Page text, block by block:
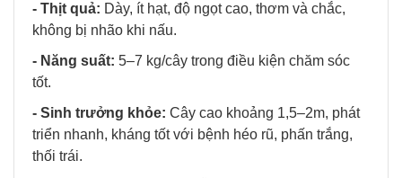
- Thịt quả: Dày, ít hạt, độ ngọt cao, thơm và chắc,
không bị nhão khi nấu.
- Năng suất: 5–7 kg/cây trong điều kiện chăm sóc
tốt.
- Sinh trưởng khỏe: Cây cao khoảng 1,5–2m, phát
triển nhanh, kháng tốt với bệnh héo rũ, phấn trắng,
thối trái.